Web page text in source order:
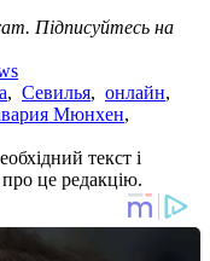
Підписуйтесь на
, Севилья, онлайн,
Мюнхен,
текст і
це редакцію.